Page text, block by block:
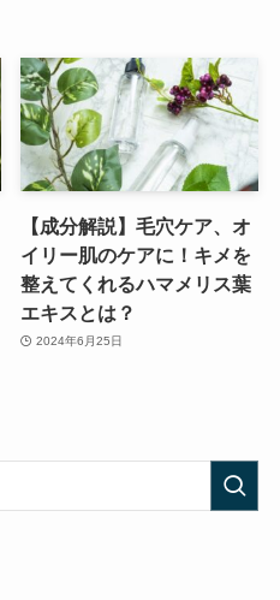
【成分解説】毛穴ケア、オ
イリー肌のケアに！キメを
整えてくれるハマメリス葉
エキスとは？
2024年6月25日